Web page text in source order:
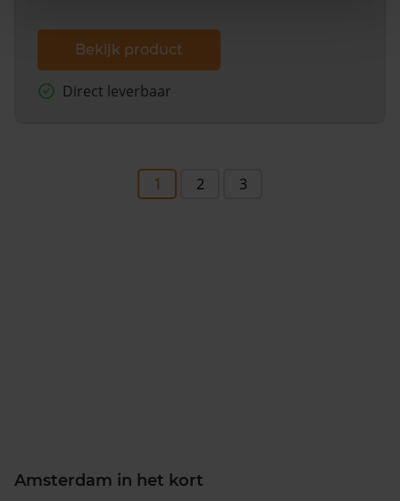
Bekijk product
Direct leverbaar
1 2 3
Amsterdam in het kort